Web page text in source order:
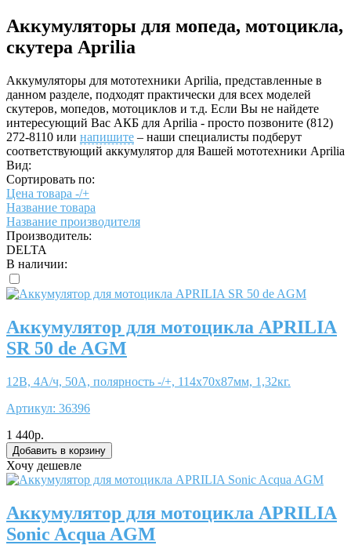
Аккумуляторы для мопеда, мотоцикла,
скутера Aprilia
Аккумуляторы для мототехники Aprilia, представленные в
данном разделе, подходят практически для всех моделей
скутеров, мопедов, мотоциклов и т.д. Если Вы не найдете
интересующий Вас АКБ для Aprilia - просто позвоните (812)
272-8110 или напишите – наши специалисты подберут
соответствующий аккумулятор для Вашей мототехники Aprilia
Вид:
Сортировать по:
Цена товара -/+
Название товара
Название производителя
Производитель:
DELTA
В наличии:
Аккумулятор для мотоцикла APRILIA
SR 50 de AGM
12В, 4А/ч, 50А, полярность -/+, 114x70x87мм, 1,32кг.
Артикул: 36396
1 440р.
Хочу дешевле
Аккумулятор для мотоцикла APRILIA
Sonic Acqua AGM